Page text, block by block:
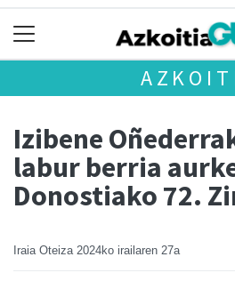
Izibene
labur berria
Donostiako 72.
Iraia Oteiza 2024ko irailaren 27a